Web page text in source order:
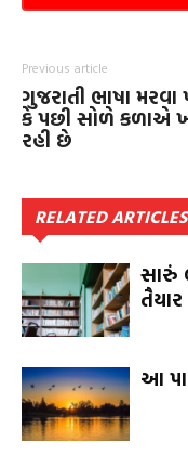
Previous article
ગુજરાતી ભાષા મરવા
કે પછી સોળે કળાએ
રહી છે
RELATED ARTICLES
સારું
આ